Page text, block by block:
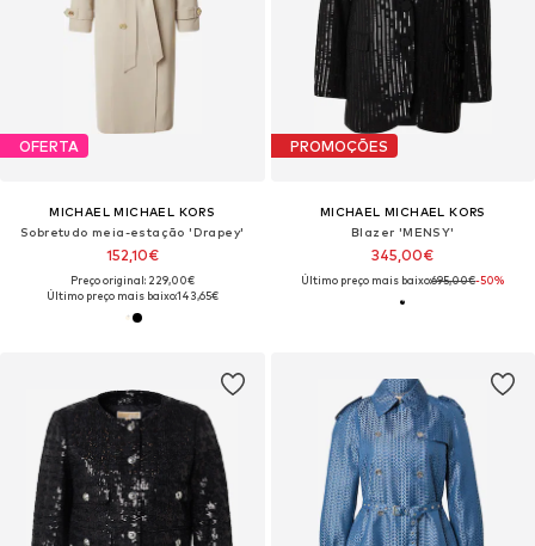
OFERTA
MICHAEL MICHAEL KORS
Sobretudo meia-estação 'Drapey'
152,10€
Preço original: 229,00€
Último preço mais baixo:143,65€
PROMOÇÕES
MICHAEL MICHAEL KORS
Blazer 'MENSY'
345,00€
Último preço mais baixo:695,00€-50%